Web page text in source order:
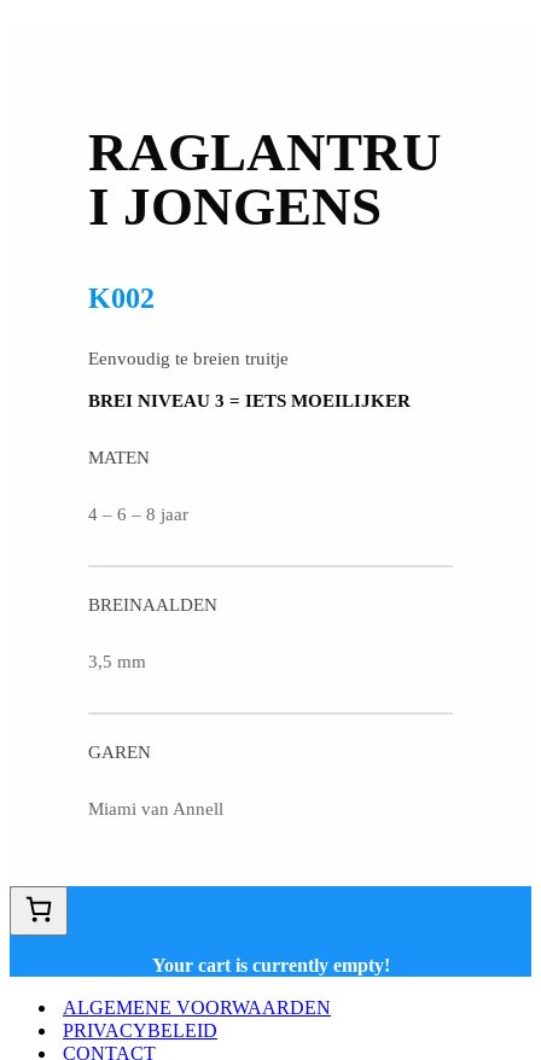
RAGLANTRU
I JONGENS
K002
Eenvoudig te breien truitje
BREI NIVEAU 3 = IETS MOEILIJKER
MATEN
4 – 6 – 8 jaar
BREINAALDEN
3,5 mm
GAREN
Miami van Annell
Your cart is currently empty!
ALGEMENE VOORWAARDEN
PRIVACYBELEID
CONTACT